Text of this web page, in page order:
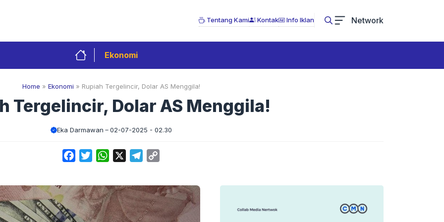
Tentang Kami Kontak Info Iklan Network
Ekonomi
Home » Ekonomi » Rupiah Tergelincir, Dolar AS Menggila!
Tergelincir, Dolar AS Menggila!
Eka Darmawan 02-07-2025 - 02.30
FacebookTwitterWhatsApp Telegram